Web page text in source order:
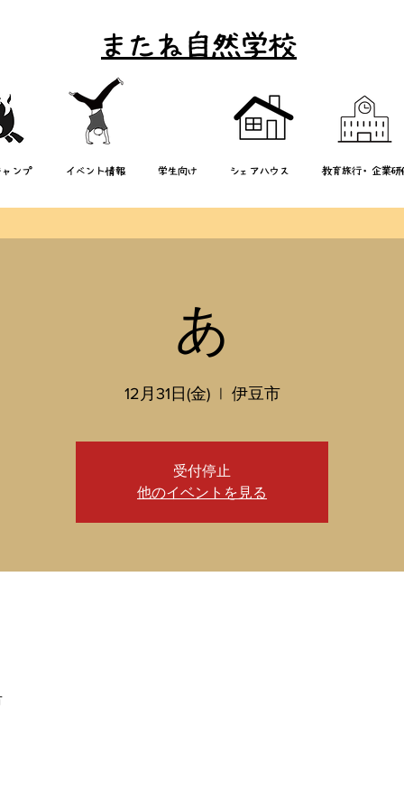
またね自然学校
ャンプ イベント情報 学生向け シェアハウス 教育旅行・企業研
あ
12月31日(金)
  |
伊豆市
受付停止
他のイベントを見る